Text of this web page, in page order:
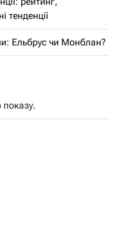
тенденції
Ельбрус чи Монблан?